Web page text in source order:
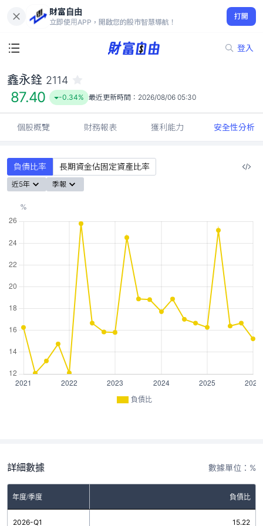
財富自由
立即使用APP，開啟您的股市智慧導航！
打開
登入
87.40
-0.34%
鑫永銓 2114
87.40 -0.34% 最近更新時間： 2026/08/06 05:30
個股概覽 財務報表 獲利能力 安全性分析
負債比率 長期資金佔固定資產比率
近5年 季報
負債比
詳細數據 數據單位：%
年度/季度 負債比
2026-Q1 15.22